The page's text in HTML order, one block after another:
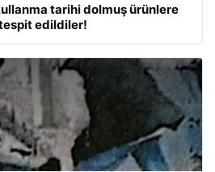
tarihi dolmuş ürünlere
edildiler!